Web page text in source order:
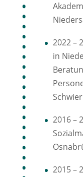
2022 –
in
2016 –
2015 –